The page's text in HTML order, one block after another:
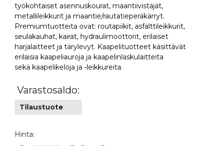
työkohtaiset asennuskourat, maantiivistäjät,
metallileikkurit ja maantie/rautatieperäkärryt.
Premiumtuotteita ovat: routapiikit, asfalttileikkurit,
seulakauhat, kairat, hydraulimoottorit, erilaiset
harjalaitteet ja tärylevyt. Kaapelituotteet käsittävät
erilaisia kaapeliauroja ja kaapelinlaskulaitteita
sekä kaapelikeloja ja -leikkureita.
Varastosaldo:
Tilaustuote
Hinta: